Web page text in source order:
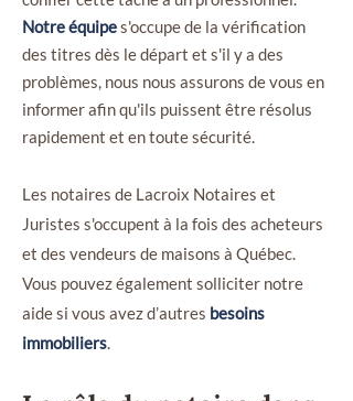
Notre équipes'occupe de la vérification
des titres dès le départ et s'il y a des
problèmes, nous nous assurons de vous en
informer afin qu'ils puissent être résolus
rapidement et en toute sécurité.
Les notaires de Lacroix Notaires et
Juristes s'occupent à la fois des acheteurs
et des vendeurs de maisons à Québec.
Vous pouvez également solliciter notre
aide si vous avez d’autres besoins
immobiliers.